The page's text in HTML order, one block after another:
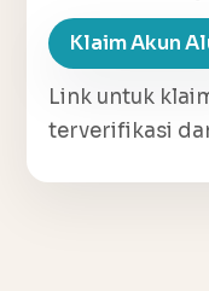
Klaim Akun
Link untuk
terverifikasi